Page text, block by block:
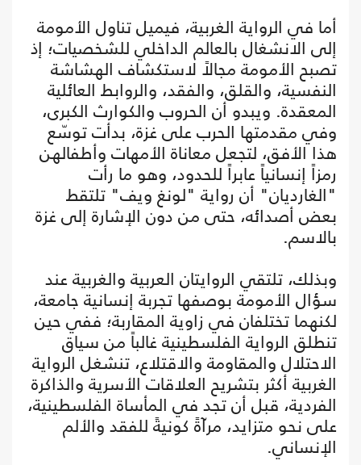
أما في الرواية الغربية، فيميل تناول الأمومة
إلى الانشغال بالعالم الداخلي للشخصيات؛ إذ
تصبح الأمومة مجالاً لاستكشاف الهشاشة
النفسية، والقلق، والفقد، والروابط العائلية
المعقدة. ويبدو أن الحروب والكوارث الكبرى،
وفي مقدمتها الحرب على غزة، بدأت توسّع
هذا الأفق، لتجعل معاناة الأمهات وأطفالهن
رمزاً إنسانياً عابراً للحدود، وهو ما رأت
"الغارديان" أن رواية "لونغ ويف" تلتقط
بعض أصدائه، حتى من دون الإشارة إلى غزة
بالاسم.
وبذلك، تلتقي الروايتان العربية والغربية عند
سؤال الأمومة بوصفها تجربة إنسانية جامعة،
لكنهما تختلفان في زاوية المقاربة؛ ففي حين
تنطلق الرواية الفلسطينية غالباً من سياق
الاحتلال والمقاومة والاقتلاع، تنشغل الرواية
الغربية أكثر بتشريح العلاقات الأسرية والذاكرة
الفردية، قبل أن تجد في المأساة الفلسطينية،
على نحو متزايد، مرآةً كونيةً للفقد والألم
الإنساني.